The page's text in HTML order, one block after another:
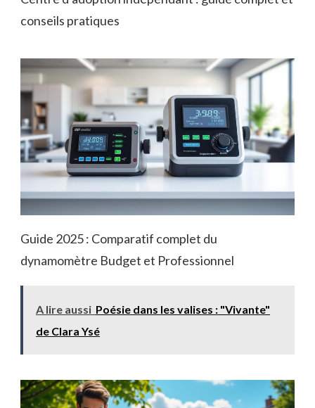
conseils pratiques
Guide 2025 : Comparatif complet du
dynamomètre Budget et Professionnel
A lire aussi Poésie dans les valises : "Vivante"
de Clara Ysé